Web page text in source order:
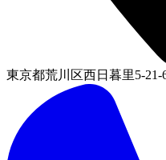
東京都荒川区西日暮里5-